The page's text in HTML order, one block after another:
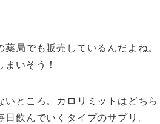
局でも販売しているんだよね。
いそう！
ところ。カロリミットはどちら
飲んでいくタイプのサプリ。